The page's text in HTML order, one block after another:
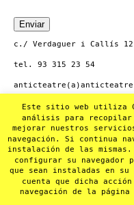
c./ Verdaguer i Callís 12,
tel. 93 315 23 54
www.anticteatre.com
Este sitio web utiliza
análisis para
mejorar nuestros
navegación. Si continua
instalación de las
configurar su
que sean instaladas en su
cuenta que dicha
navegación de la página